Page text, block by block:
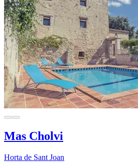
Mas Cholvi
Horta de Sant Joan